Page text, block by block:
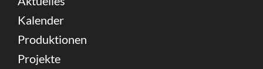
Kalender
Produktionen
Projekte